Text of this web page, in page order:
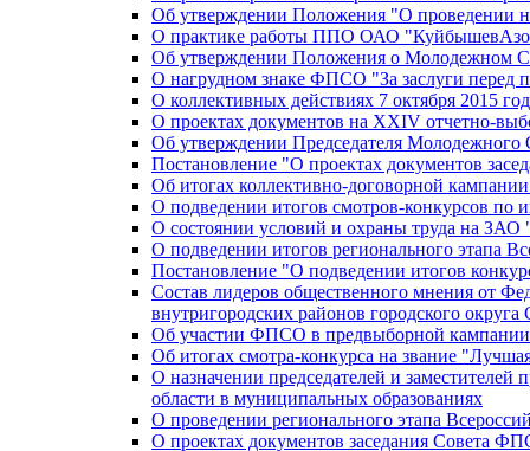
Об утверждении Положения "О проведении
О практике работы ППО ОАО
Об утверждении Положения о Молодежном
О нагрудном знаке ФПСО "За заслуги перед
О коллективных действиях 7 октября 2015
О проектах документов на XXIV отчетно-
Об утверждении Председателя Молодежного
Постановление "О проектах документов
Об итогах коллективно-договорной
О подведении итогов смотров-конкурсов по
О состоянии условий и охраны труда на
О подведении итогов регионального этапа
Постановление "О подведении итогов
Состав лидеров общественного мнения от
внутригородских районов городского округа
Об участии ФПСО в предвыборной кампании
Об итогах смотра-конкурса на звание
О назначении председателей и
области в муниципальных образованиях
О проведении регионального этапа
О проектах документов заседания Совета